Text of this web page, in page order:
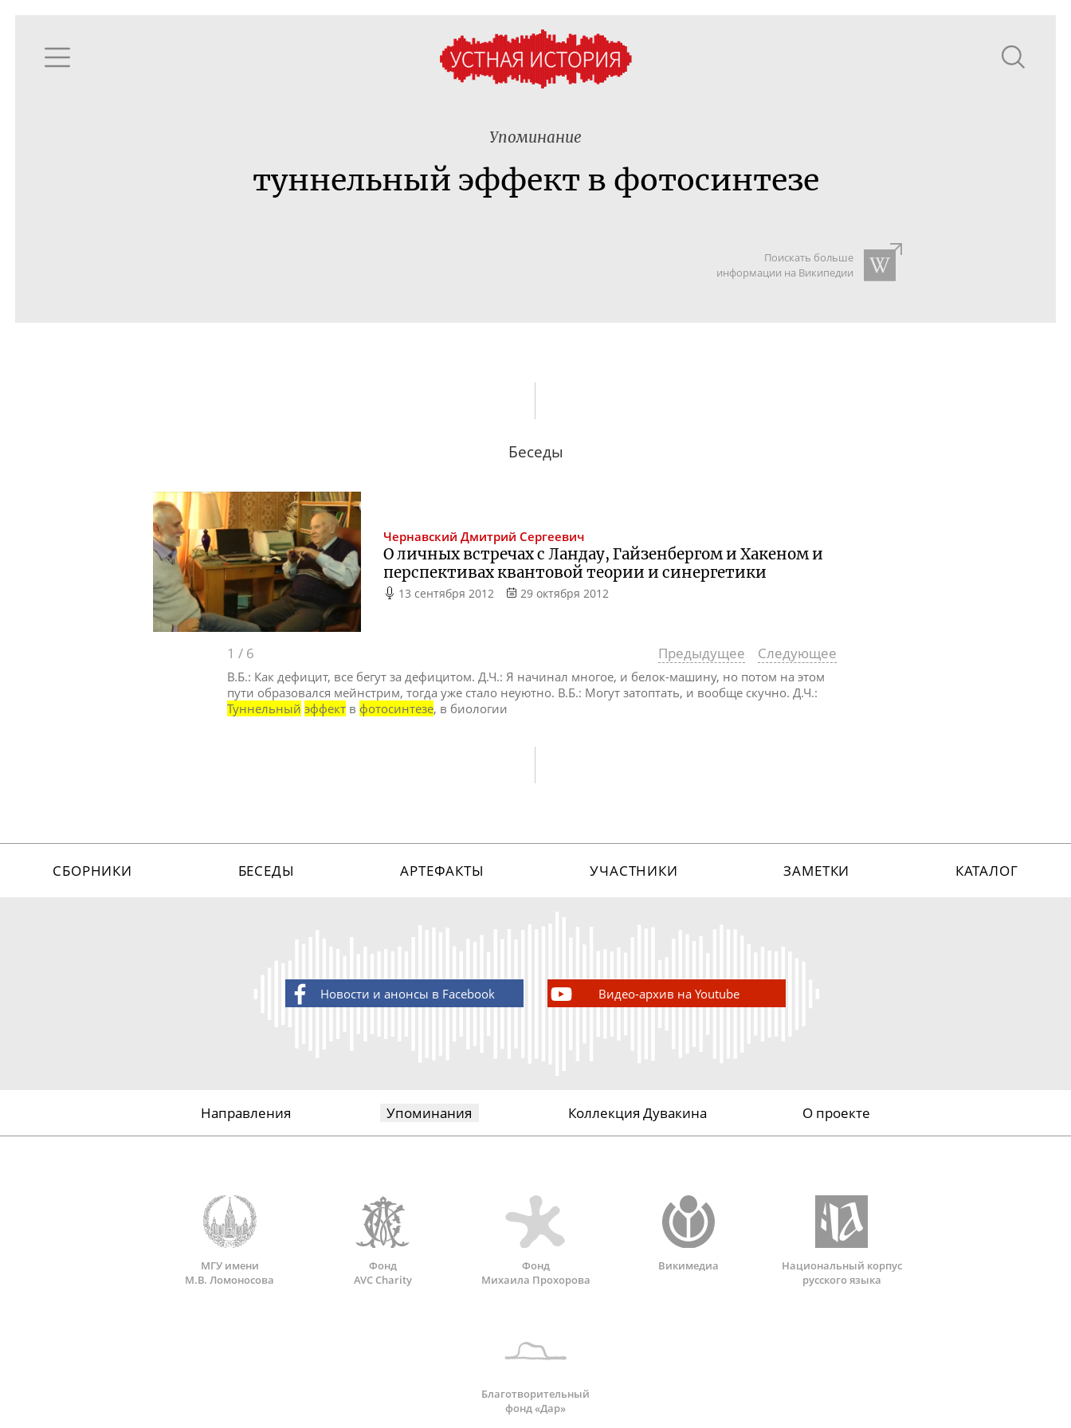
Упоминание
туннельный эффект в фотосинтезе
Поискать больше
информации на Википедии
Беседы
Чернавский Дмитрий Сергеевич
О личных встречах с Ландау, Гайзенбергом и Хакеном и
перспективах квантовой теории и синергетики
13 сентября 2012 29 октября 2012
1 / 6 Предыдущее Следующее
В.Б.: Как дефицит, все бегут за дефицитом. Д.Ч.: Я начинал многое, и белок-машину, но потом на этом
пути образовался мейнстрим, тогда уже стало неуютно. В.Б.: Могут затоптать, и вообще скучно. Д.Ч.:
Туннельный эффект в фотосинтезе, в биологии
СБОРНИКИ БЕСЕДЫ АРТЕФАКТЫ УЧАСТНИКИ ЗАМЕТКИ КАТАЛОГ
Новости и анонсы в Facebook Видео-архив на Youtube
Направления Упоминания Коллекция Дувакина О проекте
МГУ имени
М.В. Ломоносова
Фонд
AVC Charity
Фонд
Михаила Прохорова
Викимедиа
Национальный корпус
русского языка
Благотворительный
фонд «Дар»